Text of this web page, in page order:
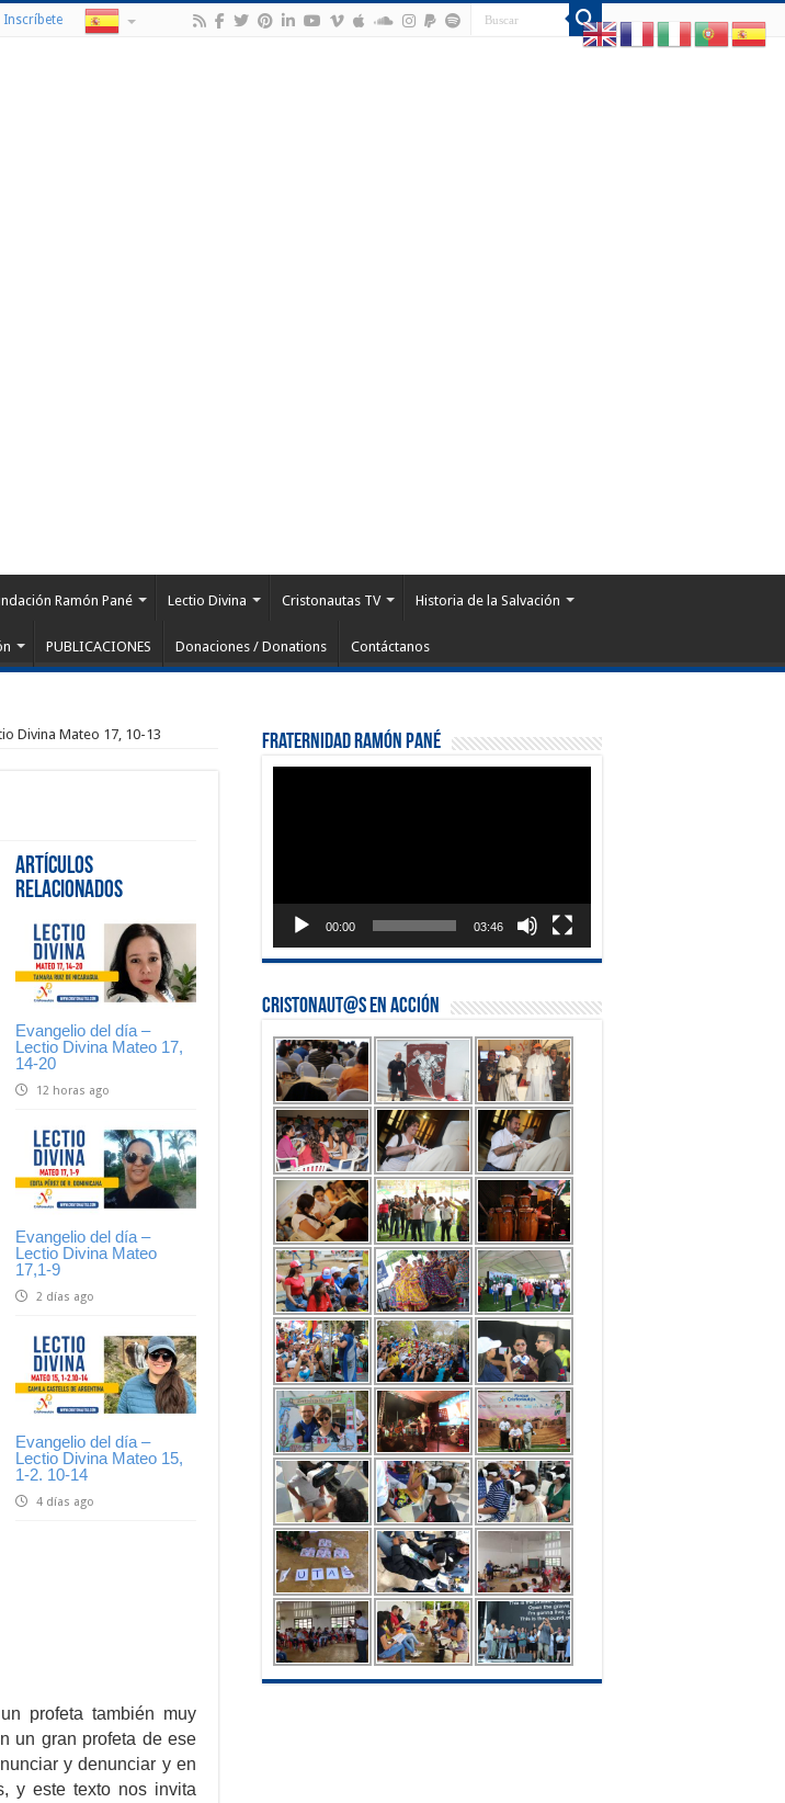
Inscríbete
Ramón Pané Lectio Divina Cristonautas TV Historia de la Salvación
PUBLICACIONES Donaciones / Donations Contáctanos
Divina Mateo 17, 10-13
Artículos
Relacionados
Evangelio del día –
Lectio Divina Mateo 17,
14-20
12 horas ago
Evangelio del día –
Lectio Divina Mateo
17,1-9
2 días ago
Evangelio del día –
Lectio Divina Mateo 15,
1-2. 10-14
4 días ago
profeta también muy
un gran profeta de ese
y denunciar y en
y este texto nos invita
Fraternidad Ramón Pané
00:00 03:46
Cristonaut@s en Acción